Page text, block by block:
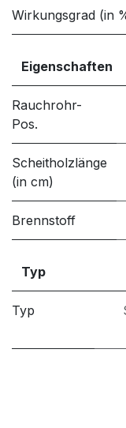
Wirkungsgrad (in
Eigenschaften
Rauchrohr-
Pos.
Scheitholzlänge
(in cm)
Brennstoff
Typ
Typ